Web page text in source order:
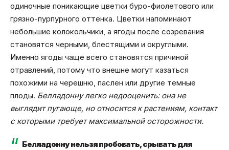
одиночные поникающие цветки буро-фиолетового или
грязно-пурпурного оттенка. Цветки напоминают
небольшие колокольчики, а ягоды после созревания
становятся черными, блестящими и округлыми.
Именно ягоды чаще всего становятся причиной
отравлений, потому что внешне могут казаться
похожими на черешню, паслен или другие темные
плоды. Белладонну легко недооценить: она не
выглядит пугающе, но относится к растениям, контакт
с которыми требует максимальной осторожности.
Белладонну нельзя пробовать, срывать для